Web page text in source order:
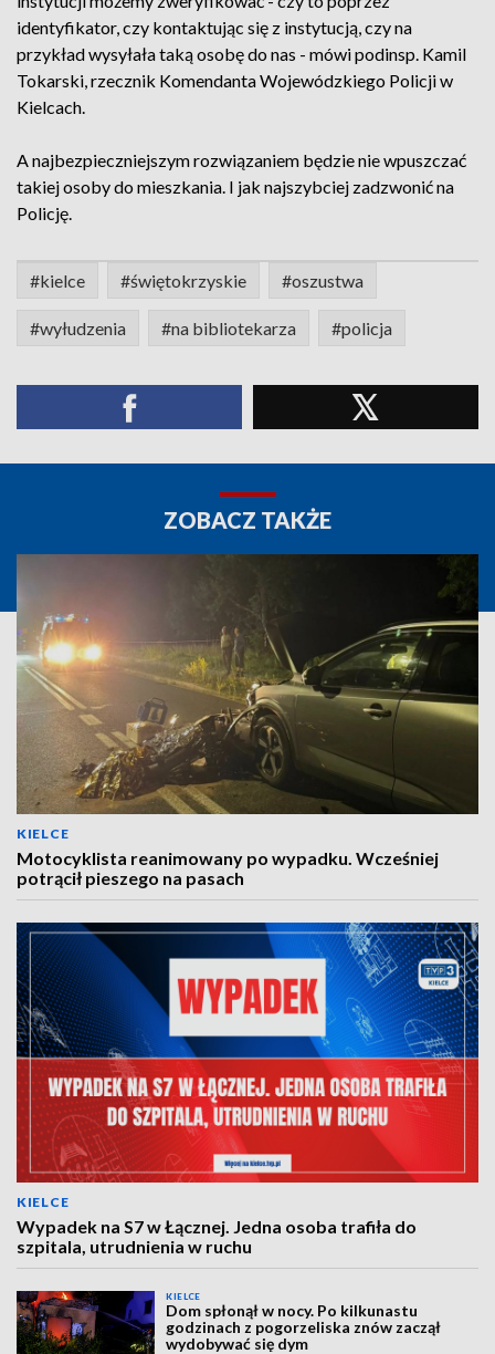
identyfikator, czy kontaktując się z instytucją, czy na
przykład wysyłała taką osobę do nas - mówi podinsp. Kamil
Tokarski, rzecznik Komendanta Wojewódzkiego Policji w
Kielcach.
A najbezpieczniejszym rozwiązaniem będzie nie wpuszczać
takiej osoby do mieszkania. I jak najszybciej zadzwonić na
Policję.
#kielce #świętokrzyskie #oszustwa
#wyłudzenia #na bibliotekarza #policja
ZOBACZ TAKŻE
KIELCE
Motocyklista reanimowany po wypadku. Wcześniej
potrącił pieszego na pasach
KIELCE
Wypadek na S7 w Łącznej. Jedna osoba trafiła do
szpitala, utrudnienia w ruchu
KIELCE
Dom spłonął w nocy. Po kilkunastu
godzinach z pogorzeliska znów zaczął
wydobywać się dym